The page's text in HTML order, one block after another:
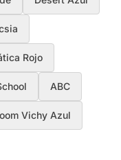
Rojo
ABC
Vichy Azul